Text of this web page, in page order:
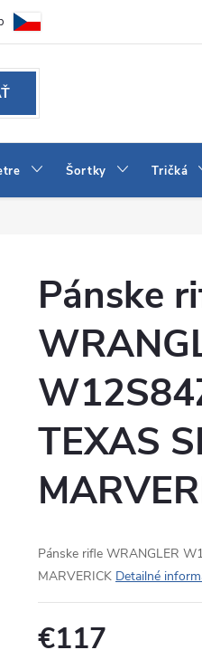
Wrangler a LEE
Šortky Tričká
Pánske
TEXAS
Pánske rifle WRANGLER
MARVERICK Detailné
€117